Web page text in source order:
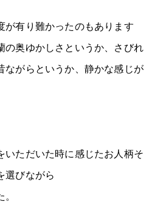
が有り難かったのもあります
の奥ゆかしさというか、さびれ
ながらというか、静かな感じが
いただいた時に感じたお人柄そ
選びながら